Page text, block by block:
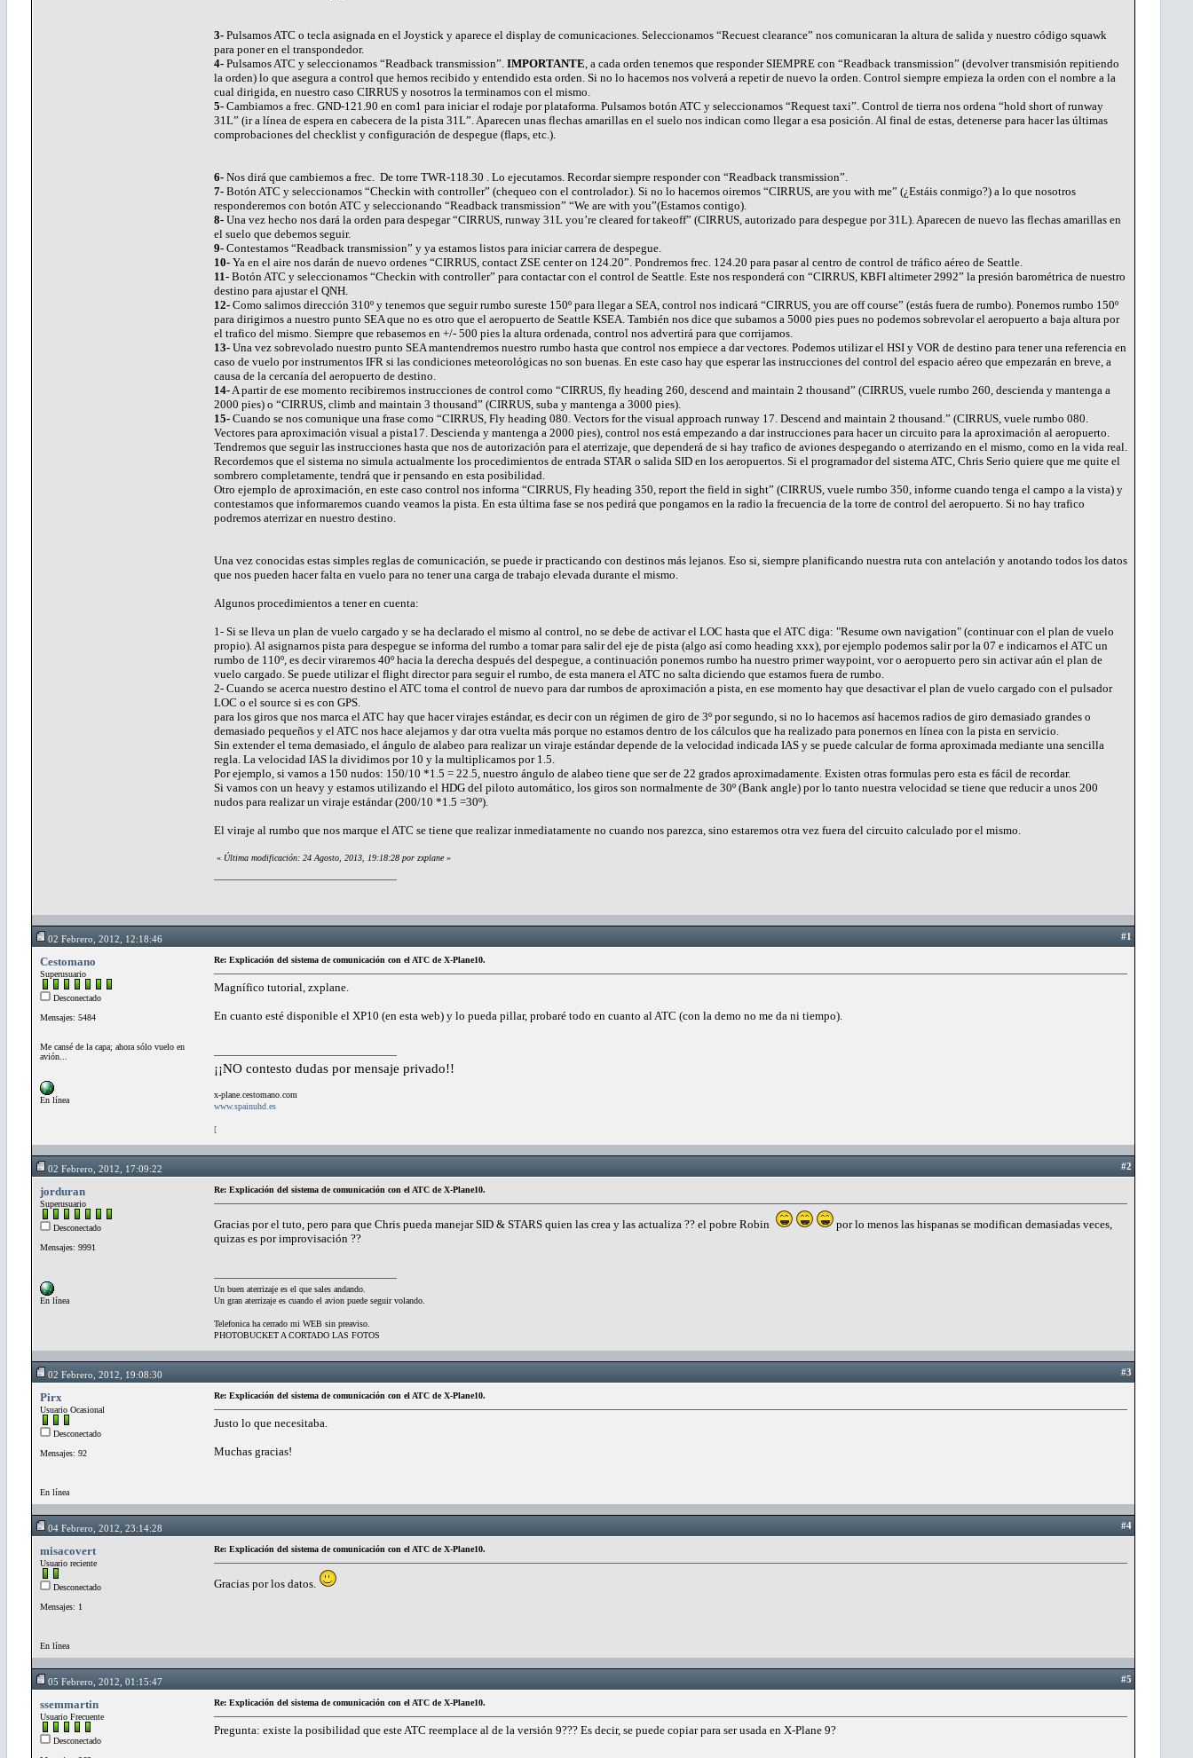
3- Pulsamos ATC o tecla asignada en el Joystick y aparece el display de comunicaciones. Seleccionamos “Recuest clearance” nos comunicaran la altura de salida y nuestro código squawk
para poner en el transpondedor.
4- Pulsamos ATC y seleccionamos “Readback transmission”. IMPORTANTE , a cada orden tenemos que responder SIEMPRE con “Readback transmission” (devolver transmisión repitiendo
la orden) lo que asegura a control que hemos recibido y entendido esta orden. Si no lo hacemos nos volverá a repetir de nuevo la orden. Control siempre empieza la orden con el nombre a la
cual dirigida, en nuestro caso CIRRUS y nosotros la terminamos con el mismo.
5- Cambiamos a frec. GND-121.90 en com1 para iniciar el rodaje por plataforma. Pulsamos botón ATC y seleccionamos “Request taxi”. Control de tierra nos ordena “hold short of runway
31L” (ir a línea de espera en cabecera de la pista 31L”. Aparecen unas flechas amarillas en el suelo nos indican como llegar a esa posición. Al final de estas, detenerse para hacer las últimas
comprobaciones del checklist y configuración de despegue (flaps, etc.).
6- Nos dirá que cambiemos a frec. De torre TWR-118.30 . Lo ejecutamos. Recordar siempre responder con “Readback transmission”.
7- Botón ATC y seleccionamos “Checkin with controller” (chequeo con el controlador.). Si no lo hacemos oiremos “CIRRUS, are you with me” (¿Estáis conmigo?) a lo que nosotros
responderemos con botón ATC y seleccionando “Readback transmission” “We are with you”(Estamos contigo).
8- Una vez hecho nos dará la orden para despegar “CIRRUS, runway 31L you’re cleared for takeoff” (CIRRUS, autorizado para despegue por 31L). Aparecen de nuevo las flechas amarillas en
el suelo que debemos seguir.
9- Contestamos “Readback transmission” y ya estamos listos para iniciar carrera de despegue.
10- Ya en el aire nos darán de nuevo ordenes “CIRRUS, contact ZSE center on 124.20”. Pondremos frec. 124.20 para pasar al centro de control de tráfico aéreo de Seattle.
11- Botón ATC y seleccionamos “Checkin with controller” para contactar con el control de Seattle. Este nos responderá con “CIRRUS, KBFI altimeter 2992” la presión barométrica de nuestro
destino para ajustar el QNH.
12- Como salimos dirección 310º y tenemos que seguir rumbo sureste 150º para llegar a SEA, control nos indicará “CIRRUS, you are off course” (estás fuera de rumbo). Ponemos rumbo 150º
para dirigirnos a nuestro punto SEA que no es otro que el aeropuerto de Seattle KSEA. También nos dice que subamos a 5000 pies pues no podemos sobrevolar el aeropuerto a baja altura por
el trafico del mismo. Siempre que rebasemos en +/- 500 pies la altura ordenada, control nos advertirá para que corrijamos.
13- Una vez sobrevolado nuestro punto SEA mantendremos nuestro rumbo hasta que control nos empiece a dar vectores. Podemos utilizar el HSI y VOR de destino para tener una referencia en
caso de vuelo por instrumentos IFR si las condiciones meteorológicas no son buenas. En este caso hay que esperar las instrucciones del control del espacio aéreo que empezarán en breve, a
causa de la cercanía del aeropuerto de destino.
14- A partir de ese momento recibiremos instrucciones de control como “CIRRUS, fly heading 260, descend and maintain 2 thousand” (CIRRUS, vuele rumbo 260, descienda y mantenga a
2000 pies) o “CIRRUS, climb and maintain 3 thousand” (CIRRUS, suba y mantenga a 3000 pies).
15- Cuando se nos comunique una frase como “CIRRUS, Fly heading 080. Vectors for the visual approach runway 17. Descend and maintain 2 thousand.” (CIRRUS, vuele rumbo 080.
Vectores para aproximación visual a pista17. Descienda y mantenga a 2000 pies), control nos está empezando a dar instrucciones para hacer un circuito para la aproximación al aeropuerto.
Tendremos que seguir las instrucciones hasta que nos de autorización para el aterrizaje, que dependerá de si hay trafico de aviones despegando o aterrizando en el mismo, como en la vida real.
Recordemos que el sistema no simula actualmente los procedimientos de entrada STAR o salida SID en los aeropuertos. Si el programador del sistema ATC, Chris Serio quiere que me quite el
sombrero completamente, tendrá que ir pensando en esta posibilidad.
Otro ejemplo de aproximación, en este caso control nos informa “CIRRUS, Fly heading 350, report the field in sight” (CIRRUS, vuele rumbo 350, informe cuando tenga el campo a la vista) y
contestamos que informaremos cuando veamos la pista. En esta última fase se nos pedirá que pongamos en la radio la frecuencia de la torre de control del aeropuerto. Si no hay trafico
podremos aterrizar en nuestro destino.
Una vez conocidas estas simples reglas de comunicación, se puede ir practicando con destinos más lejanos. Eso si, siempre planificando nuestra ruta con antelación y anotando todos los datos
que nos pueden hacer falta en vuelo para no tener una carga de trabajo elevada durante el mismo.
Algunos procedimientos a tener en cuenta:
1- Si se lleva un plan de vuelo cargado y se ha declarado el mismo al control, no se debe de activar el LOC hasta que el ATC diga: "Resume own navigation" (continuar con el plan de vuelo
propio). Al asignarnos pista para despegue se informa del rumbo a tomar para salir del eje de pista (algo así como heading xxx), por ejemplo podemos salir por la 07 e indicarnos el ATC un
rumbo de 110º, es decir viraremos 40º hacia la derecha después del despegue, a continuación ponemos rumbo ha nuestro primer waypoint, vor o aeropuerto pero sin activar aún el plan de
vuelo cargado. Se puede utilizar el flight director para seguir el rumbo, de esta manera el ATC no salta diciendo que estamos fuera de rumbo.
2- Cuando se acerca nuestro destino el ATC toma el control de nuevo para dar rumbos de aproximación a pista, en ese momento hay que desactivar el plan de vuelo cargado con el pulsador
LOC o el source si es con GPS.
para los giros que nos marca el ATC hay que hacer virajes estándar, es decir con un régimen de giro de 3º por segundo, si no lo hacemos así hacemos radios de giro demasiado grandes o
demasiado pequeños y el ATC nos hace alejarnos y dar otra vuelta más porque no estamos dentro de los cálculos que ha realizado para ponernos en línea con la pista en servicio.
Sin extender el tema demasiado, el ángulo de alabeo para realizar un viraje estándar depende de la velocidad indicada IAS y se puede calcular de forma aproximada mediante una sencilla
regla. La velocidad IAS la dividimos por 10 y la multiplicamos por 1.5.
Por ejemplo, si vamos a 150 nudos: 150/10 *1.5 = 22.5, nuestro ángulo de alabeo tiene que ser de 22 grados aproximadamente. Existen otras formulas pero esta es fácil de recordar.
Si vamos con un heavy y estamos utilizando el HDG del piloto automático, los giros son normalmente de 30º (Bank angle) por lo tanto nuestra velocidad se tiene que reducir a unos 200
nudos para realizar un viraje estándar (200/10 *1.5 =30º).
El viraje al rumbo que nos marque el ATC se tiene que realizar inmediatamente no cuando nos parezca, sino estaremos otra vez fuera del circuito calculado por el mismo.
« Última modificación: 24 Agosto, 2013, 19:18:28 por zxplane»
02 Febrero, 2012, 12:18:46 #1
Cestomano
Superusuario
Desconectado
Mensajes: 5484
Me cansé de la capa; ahora sólo vuelo en
avión...
En línea
Re: Explicación del sistema de comunicación con el ATC de X-Plane10.
Magnífico tutorial, zxplane.
En cuanto esté disponible el XP10 (en esta web) y lo pueda pillar, probaré todo en cuanto al ATC (con la demo no me da ni tiempo).
¡¡NO contesto dudas por mensaje privado!!
x-plane.cestomano.com
www.spainuhd.es
[
02 Febrero, 2012, 17:09:22 #2
jorduran
Superusuario
Desconectado
Mensajes: 9991
En línea
Re: Explicación del sistema de comunicación con el ATC de X-Plane10.
Gracias por el tuto, pero para que Chris pueda manejar SID & STARS quien las crea y las actualiza ?? el pobre Robin
por lo menos las hispanas se modifican demasiadas veces,
quizas es por improvisación ??
Un buen aterrizaje es el que sales andando.
Un gran aterrizaje es cuando el avion puede seguir volando.
Telefonica ha cerrado mi WEB sin preaviso.
PHOTOBUCKET A CORTADO LAS FOTOS
02 Febrero, 2012, 19:08:30 #3
Pirx
Usuario Ocasional
Desconectado
Mensajes: 92
En línea
Re: Explicación del sistema de comunicación con el ATC de X-Plane10.
Justo lo que necesitaba.
Muchas gracias!
04 Febrero, 2012, 23:14:28 #4
misacovert
Usuario reciente
Desconectado
Mensajes: 1
En línea
Re: Explicación del sistema de comunicación con el ATC de X-Plane10.
Gracias por los datos.
05 Febrero, 2012, 01:15:47 #5
ssemmartin
Usuario Frecuente
Desconectado
Re: Explicación del sistema de comunicación con el ATC de X-Plane10.
Pregunta: existe la posibilidad que este ATC reemplace al de la versión 9??? Es decir, se puede copiar para ser usada en X-Plane 9?